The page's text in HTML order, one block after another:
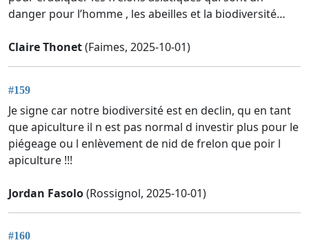
danger pour l’homme , les abeilles et la biodiversité…
Claire Thonet(Faimes, 2025-10-01)
#159
Je signe car notre biodiversité est en declin, qu en tant
que apiculture il n est pas normal d investir plus pour le
piégeage ou l enlèvement de nid de frelon que poir l
apiculture !!!
Jordan Fasolo(Rossignol, 2025-10-01)
#160